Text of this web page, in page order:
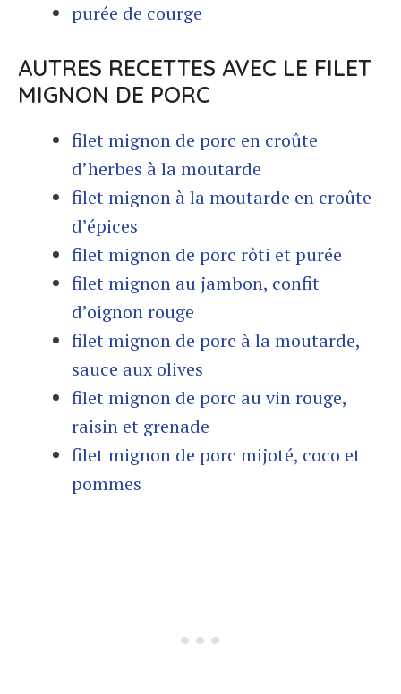
purée de courge
AUTRES RECETTES AVEC LE FILET
MIGNON DE PORC
filet mignon de porc en croûte
d’herbes à la moutarde
filet mignon à la moutarde en croûte
d’épices
filet mignon de porc rôti et purée
filet mignon au jambon, confit
d’oignon rouge
filet mignon de porc à la moutarde,
sauce aux olives
filet mignon de porc au vin rouge,
raisin et grenade
filet mignon de porc mijoté, coco et
pommes